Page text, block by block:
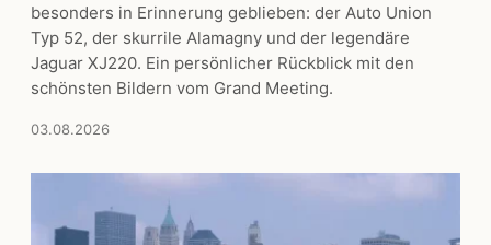
besonders in Erinnerung geblieben: der Auto Union
Typ 52, der skurrile Alamagny und der legendäre
Jaguar XJ220. Ein persönlicher Rückblick mit den
schönsten Bildern vom Grand Meeting.
03.08.2026